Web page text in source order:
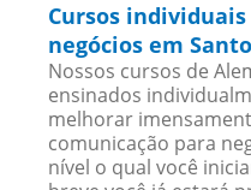
Cursos
negócios em
Nossos cursos de
ensinados
melhorar
comunicação para
nível o qual você